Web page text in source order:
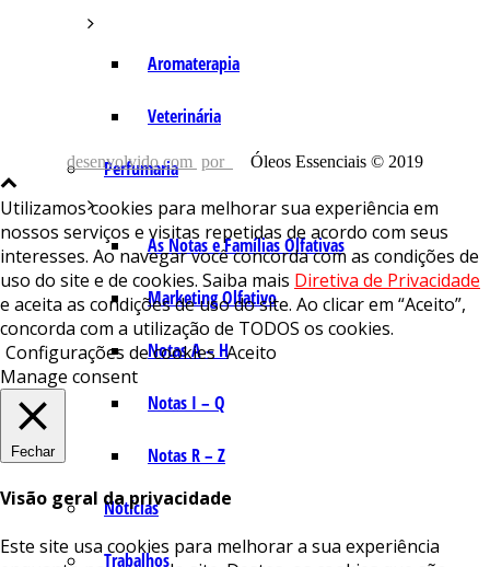
Aromaterapia
Veterinária
Perfumaria
As Notas e Famílias Olfativas
Marketing Olfativo
Notas A – H
Notas I – Q
Notas R – Z
Notícias
Trabalhos
desenvolvido com por Óleos Essenciais © 2019
Utilizamos cookies para melhorar sua experiência em
nossos serviços e visitas repetidas de acordo com seus
interesses. Ao navegar você concorda com as condições de
uso do site e de cookies. Saiba mais Diretiva de Privacidade
e aceita as condições de uso do site. Ao clicar em “Aceito”,
concorda com a utilização de TODOS os cookies.
Configurações de cookies Aceito
Manage consent
Fechar
Visão geral da privacidade
Este site usa cookies para melhorar a sua experiência